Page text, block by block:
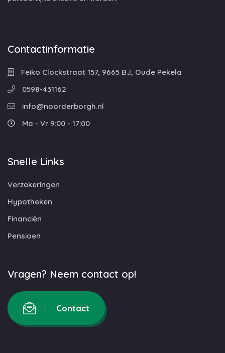
Contactinformatie
Feiko Clockstraat 157, 9665 BJ, Oude Pekela
0598-431162
info@noorderborgh.nl
Ma - Vr 9:00 - 17:00
Snelle Links
Verzekeringen
Hypotheken
Financiën
Pensioen
Vragen? Neem contact op!
Contact